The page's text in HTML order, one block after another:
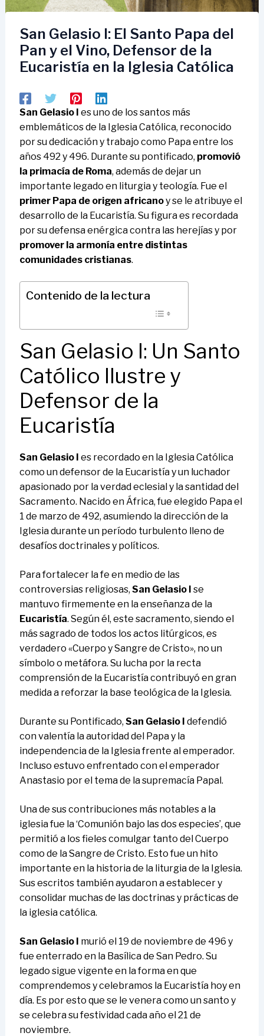
San Gelasio I: El Santo Papa del
Pan y el Vino, Defensor de la
Eucaristía en la Iglesia Católica
San Gelasio I es uno de los santos más
emblemáticos de la Iglesia Católica, reconocido
por su dedicación y trabajo como Papa entre los
años 492 y 496. Durante su pontificado, promovió
la primacía de Roma, además de dejar un
importante legado en liturgia y teología. Fue el
primer Papa de origen africanoy se le atribuye el
desarrollo de la Eucaristía. Su figura es recordada
por su defensa enérgica contra las herejías y por
promover la armonía entre distintas
comunidades cristianas.
Contenido de la lectura
San Gelasio I: Un Santo
Católico Ilustre y
Defensor de la
Eucaristía
San Gelasio I es recordado en la Iglesia Católica
como un defensor de la Eucaristía y un luchador
apasionado por la verdad eclesial y la santidad del
Sacramento. Nacido en África, fue elegido Papa el
1 de marzo de 492, asumiendo la dirección de la
Iglesia durante un período turbulento lleno de
desafíos doctrinales y políticos.
Para fortalecer la fe en medio de las
controversias religiosas, San Gelasio I se
mantuvo firmemente en la enseñanza de la
Eucaristía. Según él, este sacramento, siendo el
más sagrado de todos los actos litúrgicos, es
verdadero «Cuerpo y Sangre de Cristo», no un
símbolo o metáfora. Su lucha por la recta
comprensión de la Eucaristía contribuyó en gran
medida a reforzar la base teológica de la Iglesia.
Durante su Pontificado, San Gelasio I defendió
con valentía la autoridad del Papa y la
independencia de la Iglesia frente al emperador.
Incluso estuvo enfrentado con el emperador
Anastasio por el tema de la supremacía Papal.
Una de sus contribuciones más notables a la
iglesia fue la ‘Comunión bajo las dos especies’, que
permitió a los fieles comulgar tanto del Cuerpo
como de la Sangre de Cristo. Esto fue un hito
importante en la historia de la liturgia de la Iglesia.
Sus escritos también ayudaron a establecer y
consolidar muchas de las doctrinas y prácticas de
la iglesia católica.
San Gelasio I murió el 19 de noviembre de 496 y
fue enterrado en la Basílica de San Pedro. Su
legado sigue vigente en la forma en que
comprendemos y celebramos la Eucaristía hoy en
día. Es por esto que se le venera como un santo y
se celebra su festividad cada año el 21 de
noviembre.